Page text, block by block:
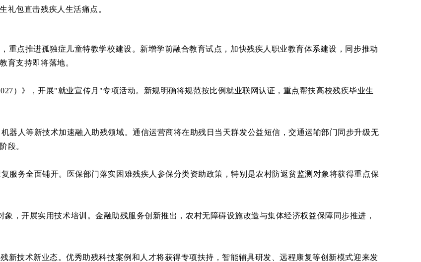
礼包直击残疾人生活痛点。
点推进孤独症儿童特教学校建设。新增学前融合教育试点，加快残疾人职业教育体系建设，同步推动
育支持即将落地。
）》，开展"就业宣传月"专项活动。新规明确将规范按比例就业联网认证，重点帮扶高校残疾毕业生
人等新技术加速融入助残领域。通信运营商将在助残日当天群发公益短信，交通运输部门同步升级无
段。
务全面铺开。医保部门落实困难残疾人参保分类资助政策，特别是农村防返贫监测对象将获得重点保
，开展实用技术培训。金融助残服务创新推出，农村无障碍设施改造与集体经济权益保障同步推进，
技术新业态。优秀助残科技案例和人才将获得专项扶持，智能辅具研发、远程康复等创新模式迎来发